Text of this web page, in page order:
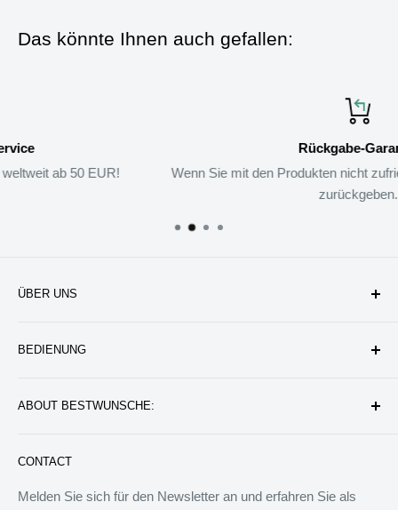
Das könnte Ihnen auch gefallen:
Wenn Sie mit den Produkten nicht zufrieden sind, können Sie sie
ÜBER UNS
Datenschutzerklärung
Service & Verpflichtung
BEDIENUNG
Versand & Bearbeitung
CONTACT
Melden Sie sich für den Newsletter an und erfahren Sie als
ABOUT BESTWUNSCHE:
finden, die das Leben besser machen können. Wir werden
allen Menschen auf der Welt besondere Dinge anbieten.